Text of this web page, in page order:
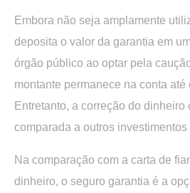
Embora não seja amplamente
deposita o valor da garantia em
órgão público ao optar pela
montante permanece na conta até
Entretanto, a correção do dinheiro
comparada a outros
Na comparação com a carta de
dinheiro, o seguro garantia é a